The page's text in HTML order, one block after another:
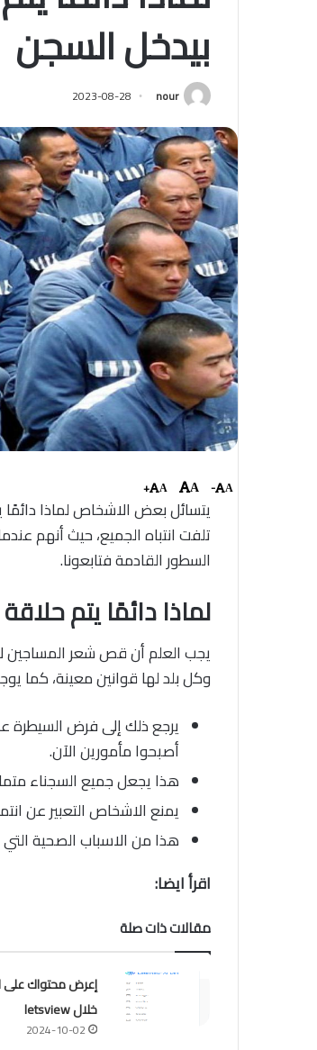
بيدخل السجن
nour
2023-08-28
A
-
A
A
+
يتسائل بعض الاشخاص لماذا
تلفت انتباه الجميع، حيث أنهم
السطور القادمة فتابعونا.
لماذا دائمًا يتم
يجب العلم أن قص شعر المساجين
وكل بلد لها قوانين معينة، كما
يرجع ذلك إلى فرض السيطرة
أصبحوا مأمورين الآن.
هذا يجعل جميع السجناء
يمنع الاشخاص التعبير عن
هذا من الاسباب الصحية
اقرأ ايضا:
مقالات ذات صلة
إعرض محتواك على
خلال letsview
2024-10-02